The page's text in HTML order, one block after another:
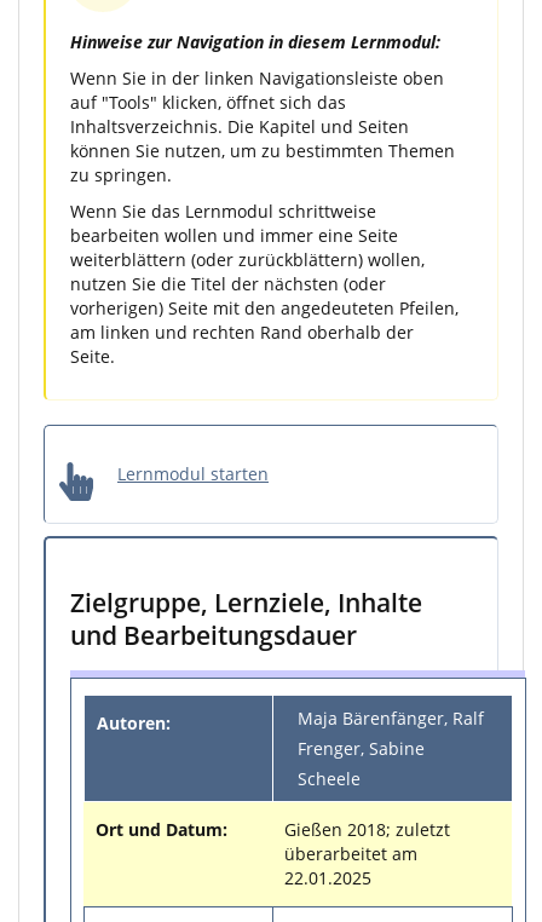
Hinweise zur Navigation in diesem Lernmodul:
Wenn Sie in der linken Navigationsleiste oben
auf "Tools" klicken, öffnet sich das
Inhaltsverzeichnis. Die Kapitel und Seiten
können Sie nutzen, um zu bestimmten Themen
zu springen.
Wenn Sie das Lernmodul schrittweise
bearbeiten wollen und immer eine Seite
weiterblättern (oder zurückblättern) wollen,
nutzen Sie die Titel der nächsten (oder
vorherigen) Seite mit den angedeuteten Pfeilen,
am linken und rechten Rand oberhalb der
Seite.
Lernmodul starten
Zielgruppe, Lernziele, Inhalte
und Bearbeitungsdauer
Autoren:
Maja Bärenfänger, Ralf
Frenger, Sabine
Scheele
Ort und Datum:
Gießen 2018; zuletzt
überarbeitet am
22.01.2025